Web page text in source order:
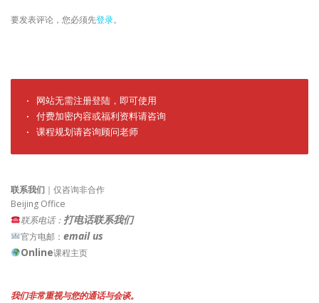
要发表评论，您必须先登录。
· 网站无需注册登陆，即可使用
· 付费加密内容或福利资料请咨询
· 课程规划请咨询顾问老师
联系我们 ｜仅咨询非合作
Beijing Office
联系电话： 打电话联系我们
官方电邮： email us
Online课程主页
我们非常重视与您的通话与会谈。